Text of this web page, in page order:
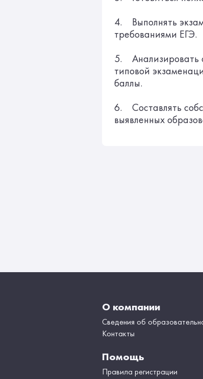
4. Выполнять
требованиями ЕГЭ.
5. Анализировать
типовой
баллы.
6. Составлять
выявленных
О компании
Сведения об
Контакты
Помощь
Правила регистрации